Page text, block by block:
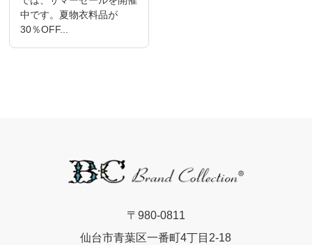
中です。夏物衣料品が
30％OFF...
〒980-0811
仙台市青葉区一番町4丁目2-18